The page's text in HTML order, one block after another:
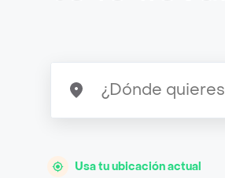
Usa tu ubicación actual